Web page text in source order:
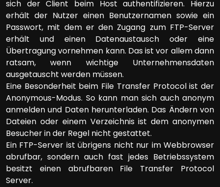
sich der Client beim Host authentifizieren. Hierzu
erhält der Nutzer einen Benutzernamen sowie ein
Passwort, mit dem er den Zugang zum FTP-Server
erhält und einen Datenaustausch oder eine
Übertragung vornehmen kann. Das ist vor allem dann
ratsam, wenn wichtige Unternehmensdaten
ausgetauscht werden müssen.
Eine Besonderheit beim File Transfer Protocol ist der
Anonymous-Modus. So kann man sich auch anonym
anmelden und Daten herunterladen. Das Ändern von
Dateien oder einem Verzeichnis ist dem anonymen
Besucher in der Regel nicht gestattet.
Ein FTP-Server ist übrigens nicht nur im Webbrowser
abrufbar, sondern auch fast jedes Betriebssystem
besitzt einen abrufbaren File Transfer Protocol
Server.